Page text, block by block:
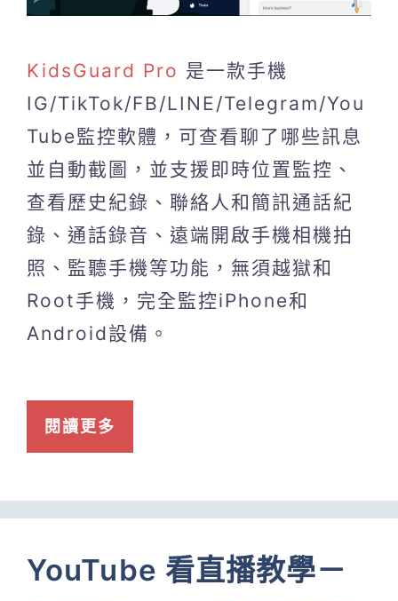
KidsGuard Pro 是一款手機
IG/TikTok/FB/LINE/Telegram/You
Tube監控軟體，可查看聊了哪些訊息
並自動截圖，並支援即時位置監控、
查看歷史紀錄、聯絡人和簡訊通話紀
錄、通話錄音、遠端開啟手機相機拍
照、監聽手機等功能，無須越獄和
Root手機，完全監控iPhone和
Android設備。
閱讀更多
YouTube 看直播教學－